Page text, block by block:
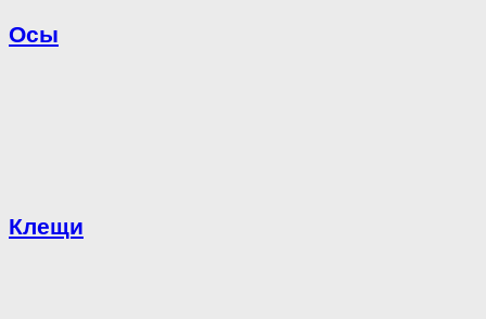
Осы
Клещи